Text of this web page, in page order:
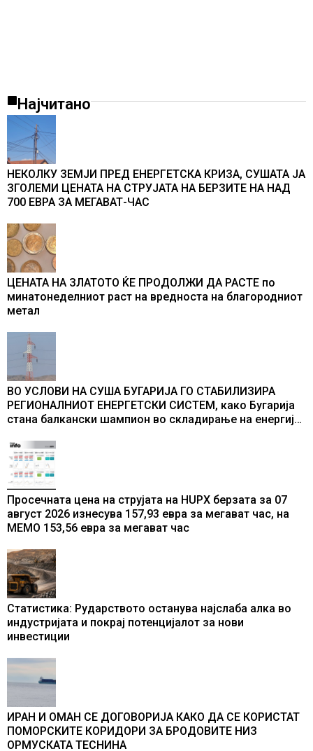
Најчитано
НЕКОЛКУ ЗЕМЈИ ПРЕД ЕНЕРГЕТСКА КРИЗА, СУШАТА ЈА
ЗГОЛЕМИ ЦЕНАТА НА СТРУЈАТА НА БЕРЗИТЕ НА НАД
700 ЕВРА ЗА МЕГАВАТ-ЧАС
ЦЕНАТА НА ЗЛАТОТО ЌЕ ПРОДОЛЖИ ДА РАСТЕ по
минатонеделниот раст на вредноста на благородниот
метал
ВО УСЛОВИ НА СУША БУГАРИЈА ГО СТАБИЛИЗИРА
РЕГИОНАЛНИОТ ЕНЕРГЕТСКИ СИСТЕМ, како Бугарија
стана балкански шампион во складирање на енергија
Просечната цена на струјата на HUPX берзата за 07
август 2026 изнесува 157,93 евра за мегават час, на
МЕМО 153,56 евра за мегават час
Статистика: Рударството останува најслаба алка во
индустријата и покрај потенцијалот за нови
инвестиции
ИРАН И ОМАН СЕ ДОГОВОРИЈА КАКО ДА СЕ КОРИСТАТ
ПОМОРСКИТЕ КОРИДОРИ ЗА БРОДОВИТЕ НИЗ
ОРМУСКАТА ТЕСНИНА